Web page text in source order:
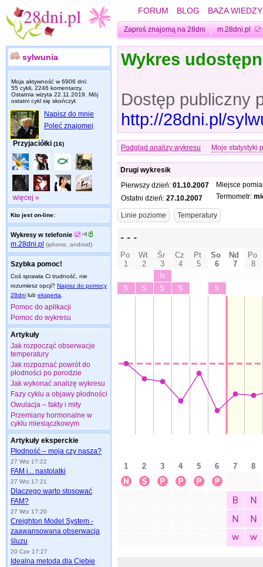
FORUM BLOG BAZA WIEDZY
Zaproś znajomą na 28dni m.28dni.pl
sylwunia
Moja aktywność w 6906 dni:
55 cykli, 2246 komentarzy.
Ostatnia wizyta 22.11.2019 . Mój
ostatni cykl się skończył.
Napisz do mnie
Poleć znajomej
Przyjaciółki (16)
więcej »
Kto jest on-line:
Wykresy w telefonie
m.28dni.pl (iphone, android)
Szybka pomoc!
Coś sprawia Ci trudność, nie
rozumiesz opcji? Napisz do pomocy
28dni lub eksperta
Pomoc do aplikacji
Pomoc do wykresu
Artykuły
Jak rozpocząć obserwacje
temperatury
Jak rozpoznać powrót do
płodności po porodzie
Jak wykonać analizę wykresu
Fazy cyklu a objawy płodności
Owulacja – fakty i mity
Przemiany hormonalne w
cyklu miesiączkowym
Artykuły eksperckie
Płodność – moja czy nasza?
27 Wrz 17:22
FAM i... nastolatki
27 Wrz 17:21
Dlaczego warto stosować
FAM?
27 Wrz 17:20
Creighton Model System -
zaawansowana obserwacja
śluzu
20 Cze 17:27
Idealna metoda dla Ciebie
Wykres
Dostęp publiczny
http://28dni.pl/
Podgląd analizy wykresu Moje statystyki
Drugi wykresik
Pierwszy dzień: 01.10.2007
Ostatni dzień: 27.10.2007
Miejsce
Termometr: